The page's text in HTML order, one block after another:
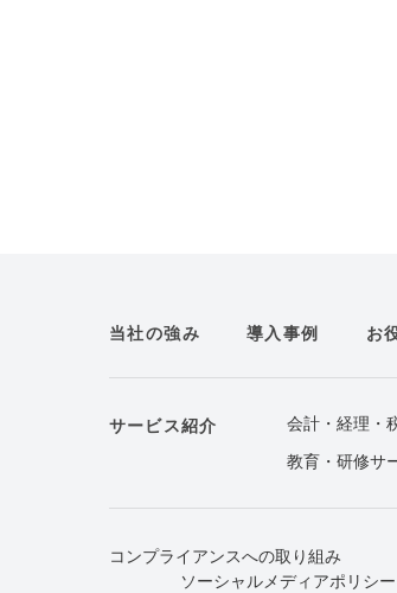
当社の強み 導入事例 お
サービス紹介 会計・経理・
教育・研修サ
コンプライアンスへの取り組み
ソーシャルメディアポリシー